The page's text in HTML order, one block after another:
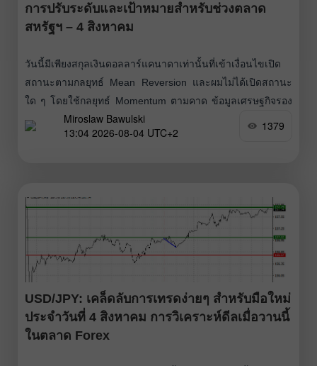
การปรับระดับและเป้าหมายสำหรับช่วงตลาด
สหรัฐฯ – 4 สิงหาคม
วันนี้มีเพียงสกุลเงินดอลลาร์แคนาดาเท่านั้นที่เข้าเงื่อนไขเปิด
สถานะตามกลยุทธ์ Mean Reversion และผมไม่ได้เปิดสถานะ
ใด ๆ โดยใช้กลยุทธ์ Momentum ตามคาด ข้อมูลเศรษฐกิจรอง
ของยุโรปมีผลต่อยูโรค่อนข้างจำกัด ค่าเงินยูโรจึงเคลื่อนไหวไป
โดยแทบไม่มีปฏิกิริยาที่ชัดเจนในช่วงครึ่งแรกของวัน ขณะ
Miroslaw Bawulski
13:04 2026-08-04 UTC+2
1379
USD/JPY: เคล็ดลับการเทรดง่ายๆ สำหรับมือใหม่
ประจำวันที่ 4 สิงหาคม การวิเคราะห์ดีลเมื่อวานนี้
ในตลาด Forex